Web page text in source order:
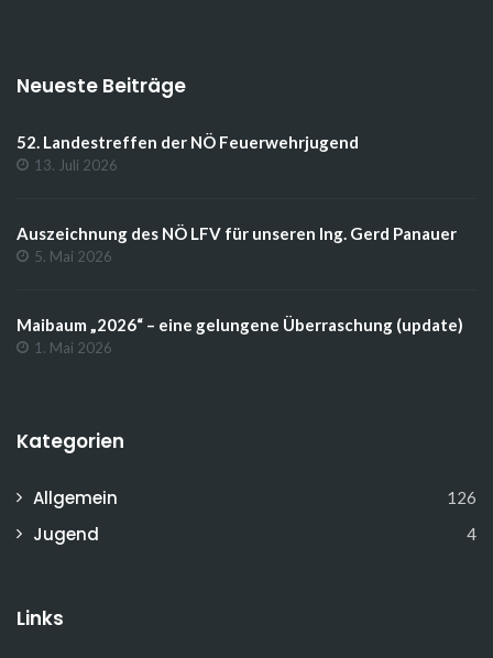
Neueste Beiträge
52. Landestreffen der NÖ Feuerwehrjugend
13. Juli 2026
Auszeichnung des NÖ LFV für unseren Ing. Gerd Panauer
5. Mai 2026
Maibaum „2026“ – eine gelungene Überraschung (update)
1. Mai 2026
Kategorien
Allgemein 126
Jugend 4
Links